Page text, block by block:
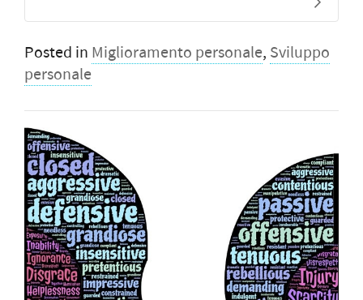
Posted in Miglioramento personale, Sviluppo
personale